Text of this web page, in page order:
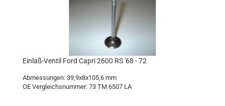
Einlaß-Ventil Ford Capri 2600 RS '68 - 72
Abmessungen: 39,9x8x105,6 mm
OE Vergleichsnummer: 73 TM 6507 LA